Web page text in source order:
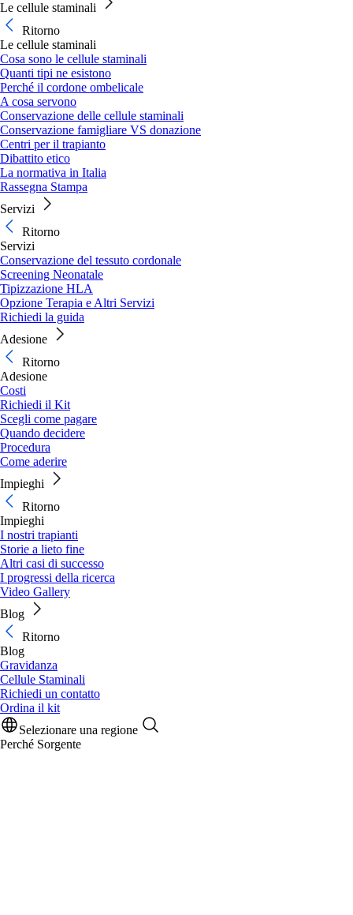
Le cellule staminali
Ritorno
Le cellule staminali
Cosa sono le cellule staminali
Quanti tipi ne esistono
Perché il cordone ombelicale
A cosa servono
Conservazione delle cellule staminali
Conservazione famigliare VS donazione
Centri per il trapianto
Dibattito etico
La normativa in Italia
Rassegna Stampa
Servizi
Ritorno
Servizi
Conservazione del tessuto cordonale
Screening Neonatale
Tipizzazione HLA
Opzione Terapia e Altri Servizi
Richiedi la guida
Adesione
Ritorno
Adesione
Costi
Richiedi il Kit
Scegli come pagare
Quando decidere
Procedura
Come aderire
Impieghi
Ritorno
Impieghi
I nostri trapianti
Storie a lieto fine
Altri casi di successo
I progressi della ricerca
Video Gallery
Blog
Ritorno
Blog
Gravidanza
Cellule Staminali
Richiedi un contatto
Ordina il kit
Selezionare una regione
Perché Sorgente